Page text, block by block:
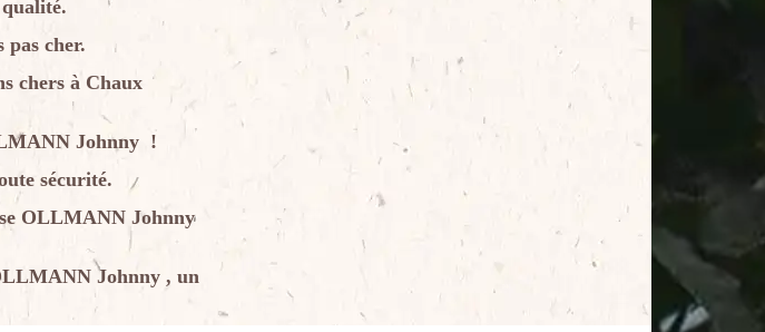
cher.
chers à Chaux
Johnny !
sécurité.
OLLMANN Johnny
Johnny , un